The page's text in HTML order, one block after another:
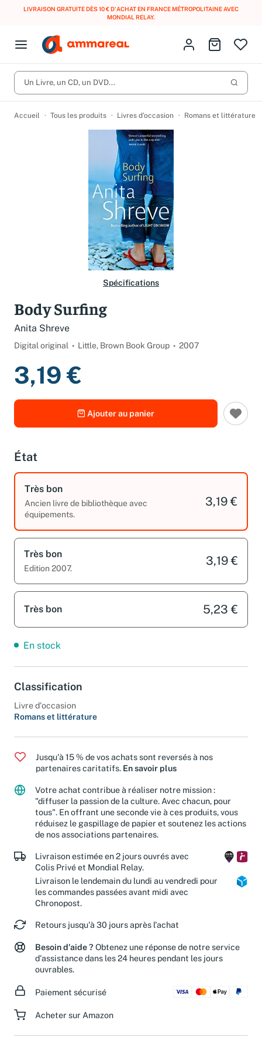
LIVRAISON GRATUITE DÈS 10 € D'ACHAT EN FRANCE MÉTROPOLITAINE AVEC
MONDIAL RELAY.
Open menu
Fermer le menu
CD d'occasion
Vinyles d'occasion
Produits Catégories
Vous n'avez pas trouvé l'article que vous cherchiez ?
Activez les notifications dans votre compte pour être alerté dès
qu'il est en stock.
Créer une alerte
Identifiez-vous
Aller au
Un Livre, un CD, un DVD...
Accueil Tous les produits Livres d’occasion Romans et littérature
Spécifications
Body Surfing
Anita Shreve
Digital original Little, Brown Book Group 2007
3,19 €
Ajouter au panier
État
Très bon
Ancien livre de bibliothèque avec
équipements.
3,19 €
Très bon
Edition 2007.
3,19 €
Très bon 5,23 €
En stock
Classification
Livre d'occasion
Romans et littérature
Jusqu'à 15 % de vos achats sont reversés à nos
partenaires caritatifs. En savoir plus
Votre achat contribue à réaliser notre mission :
"diffuser la passion de la culture. Avec chacun, pour
tous". En offrant une seconde vie à ces produits, vous
réduisez le gaspillage de papier et soutenez les actions
de nos associations partenaires.
Livraison estimée en 2 jours ouvrés avec
Colis Privé et Mondial Relay.
Livraison le lendemain du lundi au vendredi pour
les commandes passées avant midi avec
Chronopost.
Retours jusqu'à 30 jours après l'achat
Besoin d'aide ? Obtenez une réponse de notre service
d'assistance dans les 24 heures pendant les jours
ouvrables.
Paiement sécurisé
Acheter sur Amazon